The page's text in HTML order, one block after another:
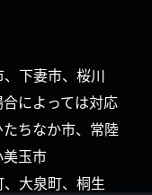
下妻市、桜川
によっては対応
ちなか市、常陸
玉市
大泉町、桐生